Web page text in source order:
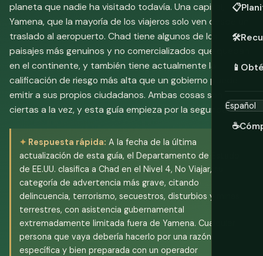
📋
🛠️
📱
☕
planeta que nadie ha visitado todavía. Una capital,
Yamena, que la mayoría de los viajeros solo ven desde un
traslado al aeropuerto. Chad tiene algunos de los
paisajes más genuinos y no comercializados que quedan
en el continente, y también tiene actualmente la
calificación de riesgo más alta que un gobierno puede
emitir a sus propios ciudadanos. Ambas cosas son
ciertas a la vez, y esta guía empieza por la segunda.
Respuesta rápida: A la fecha de la última
actualización de esta guía, el Departamento de Estado
de EE.UU. clasifica a Chad en el Nivel 4, No Viajar, su
categoría de advertencia más grave, citando
delincuencia, terrorismo, secuestros, disturbios y minas
terrestres, con asistencia gubernamental
extremadamente limitada fuera de Yamena. Cualquier
persona que vaya debería hacerlo por una razón
específica y bien preparada con un operador